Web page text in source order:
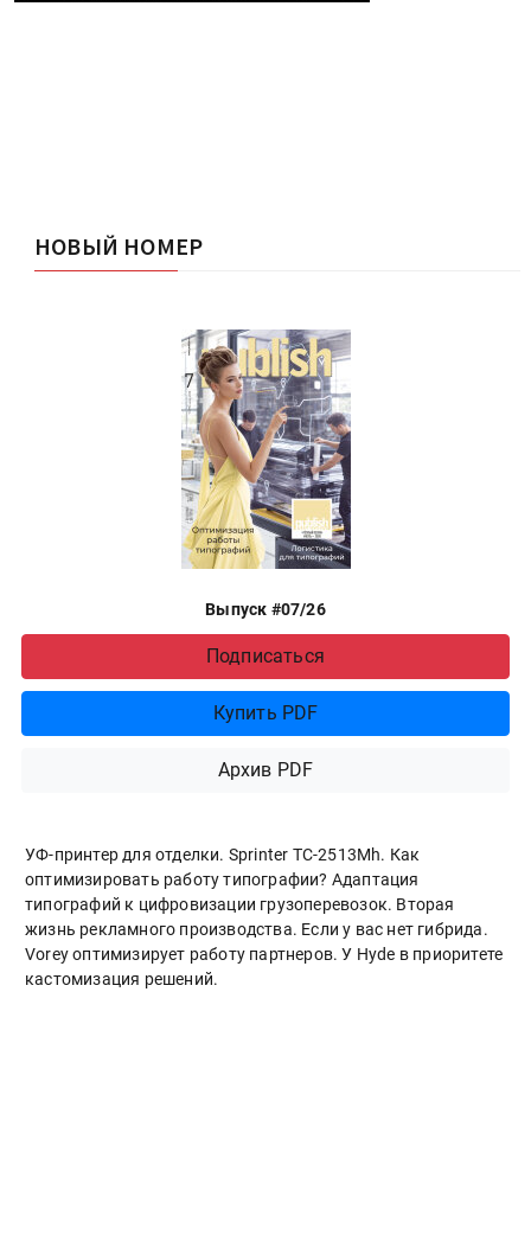
НОВЫЙ НОМЕР
Выпуск #07/26
Подписаться
Купить PDF
Архив PDF
УФ-принтер для отделки. Sprinter ТС-2513Mh. Как
оптимизировать работу типографии? Адаптация
типографий к цифровизации грузоперевозок. Вторая
жизнь рекламного производства. Если у вас нет гибрида.
Vorey оптимизирует работу партнеров. У Hyde в приоритете
кастомизация решений.